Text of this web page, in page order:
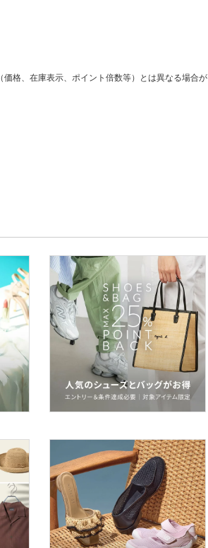
格、在庫表示、ポイント倍数等）とは異なる場合が